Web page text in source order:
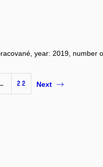
year: 2019, number
… 22 Next